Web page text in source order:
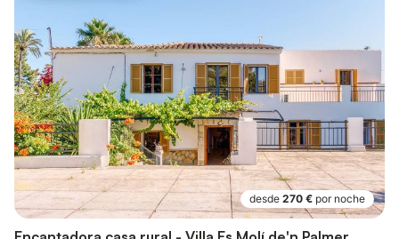
desde 270 € por noche